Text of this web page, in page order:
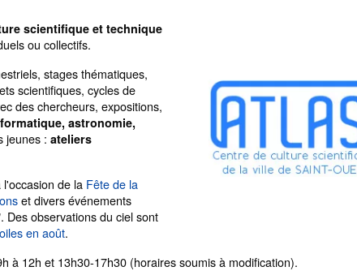
scientifique et technique
ou collectifs.
stages thématiques,
scientifiques, cycles de
des chercheurs, expositions,
astronomie,
jeunes : ateliers
de la Fête de la
et divers événements
Des observations du ciel sont
en août.
à 12h et 13h30-17h30 (horaires soumis à modification).